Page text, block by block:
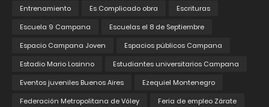
Entrenamiento
Es Complicado obra
Escrituras
Escuela 9 Campana
Escuelas el 8 de Septiembre
Espacio Campana Joven
Espacios públicos Campana
Estadio Mario Losinno
Estudiantes universitarios Campana
Eventos juveniles Buenos Aires
Ezequiel Montenegro
Federación Metropolitana de Vóley
Feria de empleo Zárate